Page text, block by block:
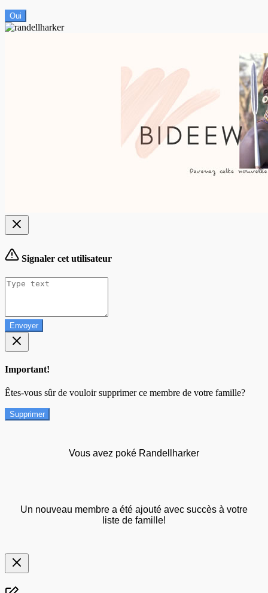
Oui
Signaler cet utilisateur
Envoyer
Important!
Êtes-vous sûr de vouloir supprimer ce membre de votre famille?
Supprimer
Vous avez poké Randellharker
Un nouveau membre a été ajouté avec succès à votre
liste de famille!